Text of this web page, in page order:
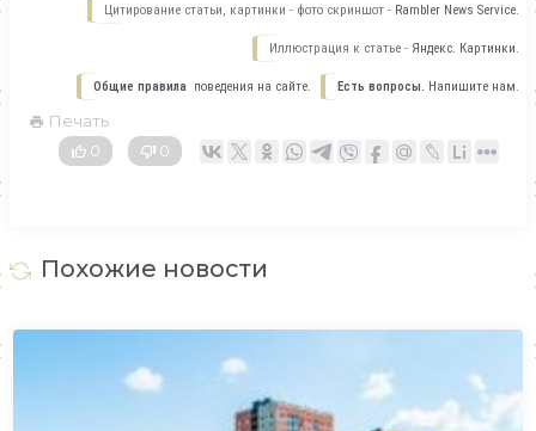
Цитирование статьи, картинки - фото скриншот - Rambler News Service.
Иллюстрация к статье - Яндекс. Картинки.
Есть вопросы. Напишите нам.
Общие правила поведения на сайте.
Печать
0
0
Похожие новости